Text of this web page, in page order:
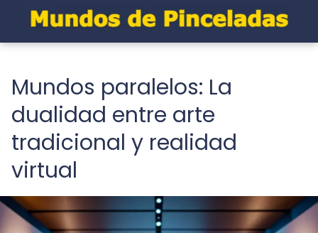
Mundos paralelos: La
dualidad entre arte
tradicional y realidad
virtual